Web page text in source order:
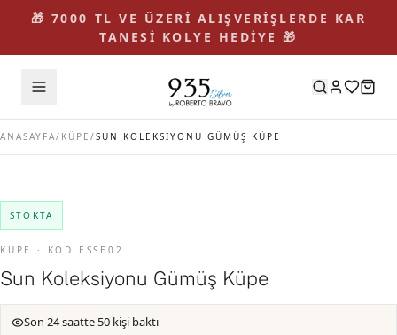
🎁 7000 TL VE ÜZERİ ALIŞVERİŞLERDE KAR
TANESİ KOLYE HEDİYE 🎁
ANASAYFA/ KÜPE /SUN KOLEKSIYONU GÜMÜŞ KÜPE
STOKTA
KÜPE · KOD ESSE02
Sun Koleksiyonu Gümüş Küpe
Son 24 saatte 50 kişi baktı